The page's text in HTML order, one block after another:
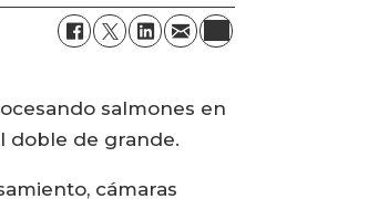
salmones en
doble de grande.
cámaras